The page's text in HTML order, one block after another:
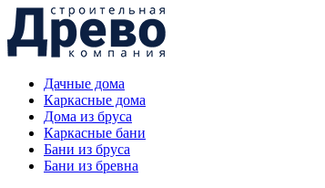
Дачные дома
Каркасные дома
Дома из бруса
Каркасные бани
Бани из бруса
Бани из бревна